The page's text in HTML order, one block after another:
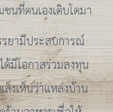
ที่ตนเองเติบโตมา
ยามีประสบการณ์
มีโอกาสร่วมลงทุน
ล็งเห็นว่าแหล่งบ้าน